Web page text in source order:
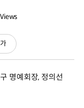
Views
(새
창
명예회장, 정의선